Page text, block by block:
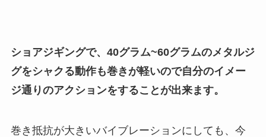
ショアジギングで、40グラム~60グラムのメタルジ
グをシャクる動作も巻きが軽いので自分のイメー
ジ通りのアクションをすることが出来ます。
巻き抵抗が大きいバイブレーションにしても、今